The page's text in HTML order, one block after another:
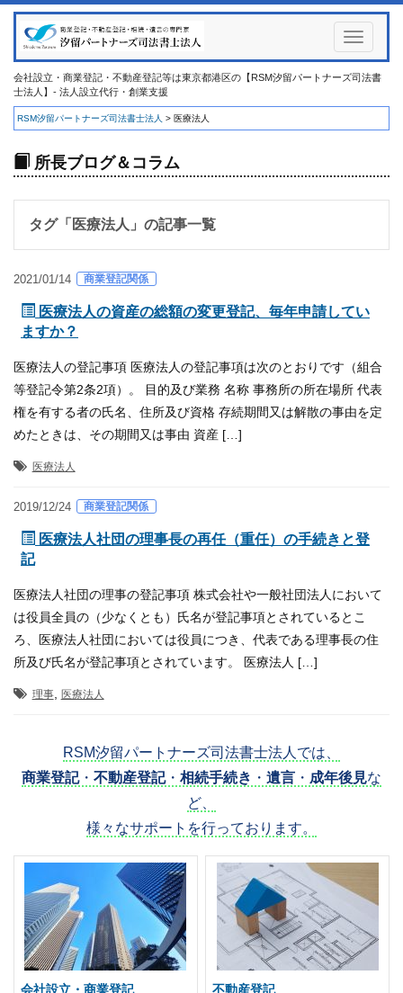
Toggle
会社設立・商業登記・不動産登記等は東京都港区の【RSM汐留パートナーズ司法書
士法人】- 法人設立代行・創業支援
RSM汐留パートナーズ司法書士法人 > 医療法人
所長ブログ＆コラム
タグ「 医療法人 」の記事一覧
2021/01/14 商業登記関係
医療法人の資産の総額の変更登記、毎年申請してい
ますか？
医療法人の登記事項 医療法人の登記事項は次のとおりです（組合
等登記令第2条2項）。 目的及び業務 名称 事務所の所在場所 代表
権を有する者の氏名、住所及び資格 存続期間又は解散の事由を定
めたときは、その期間又は事由 資産 […]
医療法人
2019/12/24 商業登記関係
医療法人社団の理事長の再任（重任）の手続きと登
記
医療法人社団の理事の登記事項 株式会社や一般社団法人において
は役員全員の（少なくとも）氏名が登記事項とされているとこ
ろ、医療法人社団においては役員につき、代表である理事長の住
所及び氏名が登記事項とされています。 医療法人 […]
理事, 医療法人
RSM汐留パートナーズ司法書士法人では、
商業登記・ 不動産登記・ 相続手続き ・ 遺言 ・ 成年後見な
ど、
様々なサポートを行っております。
会社設立・商業登記 不動産登記